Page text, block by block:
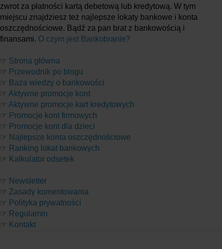
zwrot za płatności kartą debetową lub kredytową. W tym
miejscu znajdziesz też najlepsze lokaty bankowe i konta
oszczędnościowe. Bądź za pan brat z bankowością i
finansami. O czym jest Bankobranie?
☞ Strona główna
☞ Przewodnik po blogu
☞ Baza wiedzy o bankowości
☞ Aktywne promocje kont
☞ Aktywne promocje kart kredytowych
☞ Promocje kont firmowych
☞ Promocje kont dla dzieci
☞ Najlepsze konta oszczędnościowe
☞ Ranking lokat bankowych
☞ Kalkulator odsetek
☞ Newsletter
☞ Zasady komentowania
☞ Polityka prywatności
☞ Regulamin
☞ Kontakt